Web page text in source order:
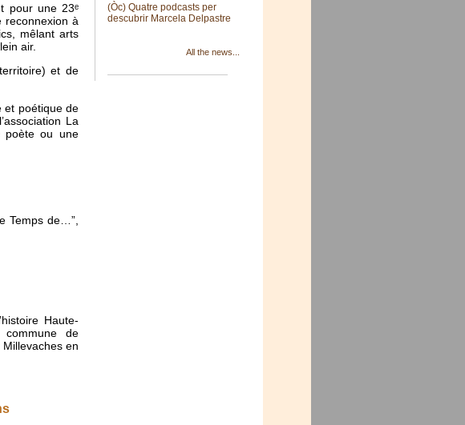
pour une 23ᵉ
reconnexion à
mêlant arts
air.
et de
et poétique de
La
poète ou une
Temps de…”,
Haute-
de
en
(Òc) Quatre podcasts per
descubrir Marcela Delpastre
All the news...